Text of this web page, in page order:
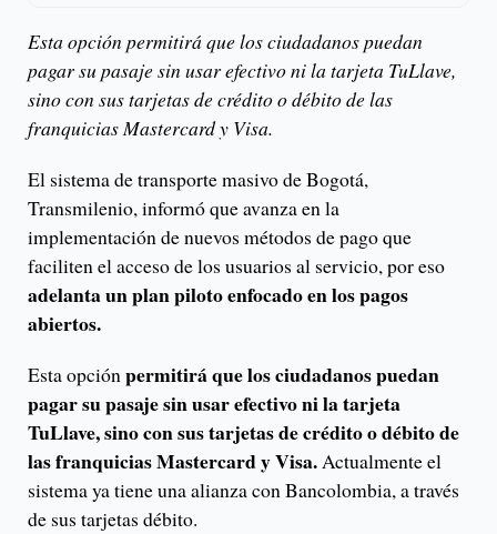
Esta opción permitirá que los ciudadanos puedan
pagar su pasaje sin usar efectivo ni la tarjeta TuLlave,
sino con sus tarjetas de crédito o débito de las
franquicias Mastercard y Visa.
El sistema de transporte masivo de Bogotá,
Transmilenio, informó que avanza en la
implementación de nuevos métodos de pago que
faciliten el acceso de los usuarios al servicio, por eso
adelanta un plan piloto enfocado en los pagos
abiertos.
Esta opciónpermitirá que los ciudadanos puedan
pagar su pasaje sin usar efectivo ni la tarjeta
TuLlave, sino con sus tarjetas de crédito o débito de
las franquicias Mastercard y Visa.Actualmente el
sistema ya tiene una alianza con Bancolombia, a través
de sus tarjetas débito.